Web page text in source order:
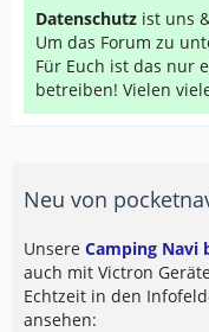
Datenschutz ist uns
Um das Forum zu
Für Euch ist das nur
betreiben! Vielen
Neu von
Unsere Camping Navi
auch mit Victron
Echtzeit in den
ansehen: